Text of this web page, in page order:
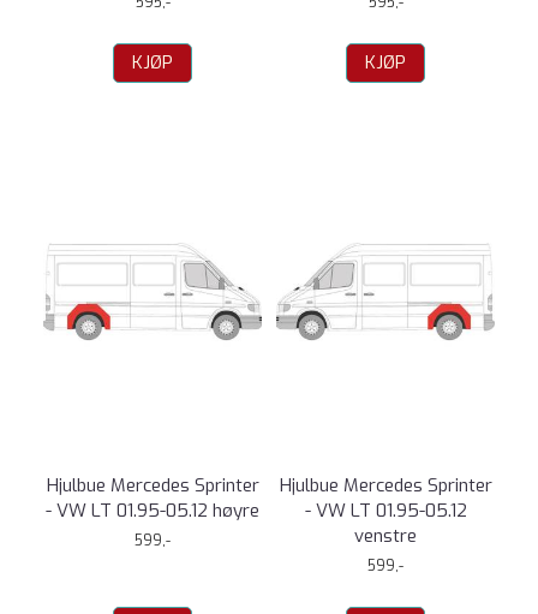
KJØP KJØP
Hjulbue Mercedes Sprinter
- VW LT 01.95-05.12 høyre
599,-
Hjulbue Mercedes Sprinter
- VW LT 01.95-05.12
venstre
599,-